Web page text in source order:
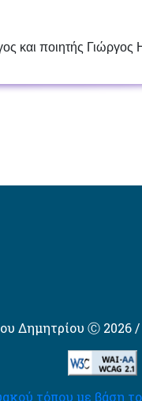
και ποιητής Γιώργος
Δημητρίου Ⓒ 2026
τόπου με βάση